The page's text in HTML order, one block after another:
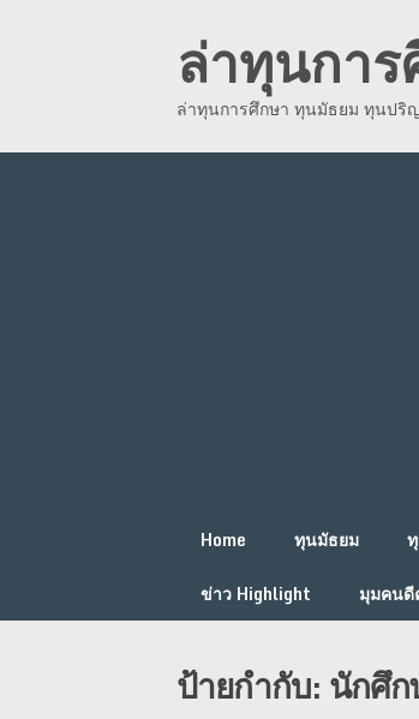
ล่าทุนกา
ล่าทุนการศึกษา ทุนมัธยม ทุนปริ
Home ทุนมัธยม
ข่าว Highlight
มุมคนดี
ป้ายกำกับ:นักศึก